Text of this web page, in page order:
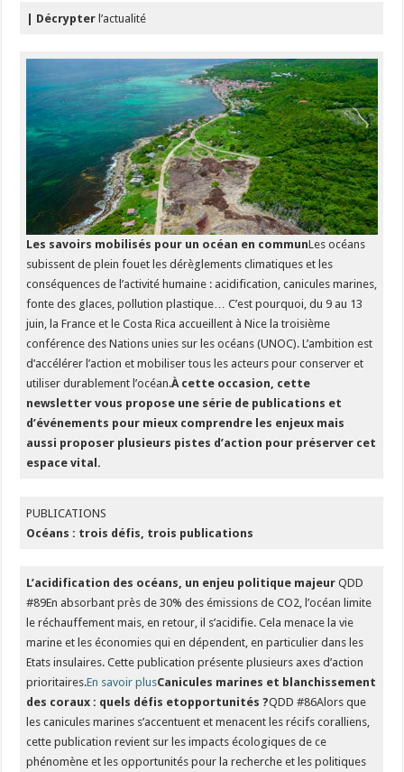
| Décrypter l’actualité
Les savoirs mobilisés pour un océan en communLes océans
subissent de plein fouet les dérèglements climatiques et les
conséquences de l’activité humaine : acidification, canicules marines,
fonte des glaces, pollution plastique… C’est pourquoi, du 9 au 13
juin, la France et le Costa Rica accueillent à Nice la troisième
conférence des Nations unies sur les océans (UNOC). L’ambition est
d’accélérer l’action et mobiliser tous les acteurs pour conserver et
utiliser durablement l’océan.À cette occasion, cette
newsletter vous propose une série de publications et
d’événements pour mieux comprendre les enjeux mais
aussi proposer plusieurs pistes d’action pour préserver cet
espace vital.
PUBLICATIONS
Océans : trois défis, trois publications
L’acidification des océans, un enjeu politique majeurQDD
#89En absorbant près de 30% des émissions de CO2, l’océan limite
le réchauffement mais, en retour, il s’acidifie. Cela menace la vie
marine et les économies qui en dépendent, en particulier dans les
Etats insulaires. Cette publication présente plusieurs axes d’action
prioritaires.En savoir plusCanicules marines et blanchissement
des coraux : quels défis etopportunités ?QDD #86Alors que
les canicules marines s’accentuent et menacent les récifs coralliens,
cette publication revient sur les impacts écologiques de ce
phénomène et les opportunités pour la recherche et les politiques